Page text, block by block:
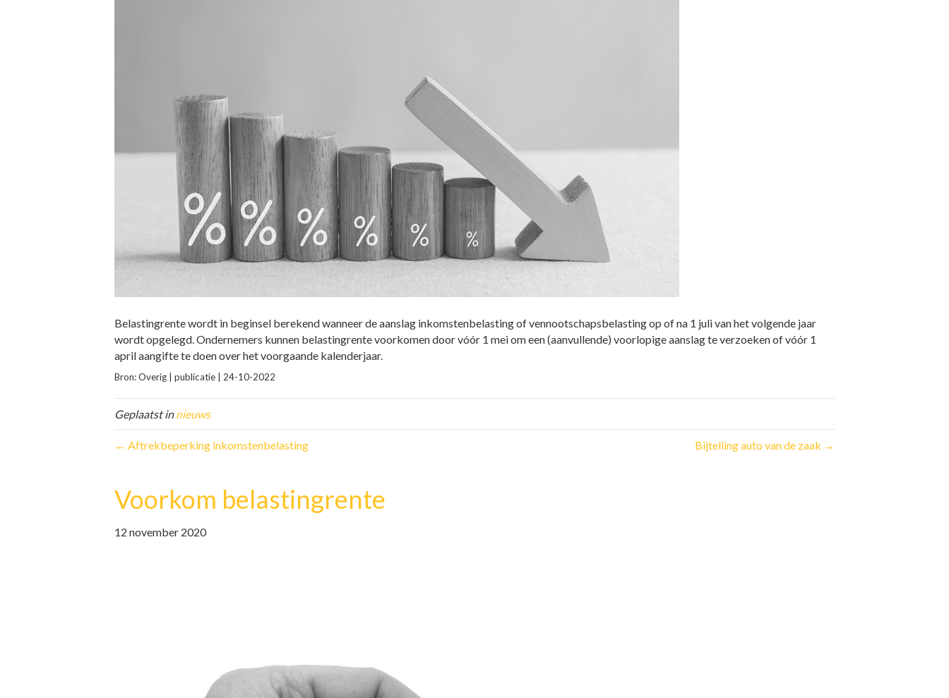
Belastingrente wordt in beginsel berekend wanneer de aanslag inkomstenbelasting of vennootschapsbelasting op of na 1 juli van het volgende jaar
wordt opgelegd. Ondernemers kunnen belastingrente voorkomen door vóór 1 mei om een (aanvullende) voorlopige aanslag te verzoeken of vóór 1
april aangifte te doen over het voorgaande kalenderjaar.
Bron: Overig | publicatie | 24-10-2022
Geplaatst innieuws
← Aftrekbeperking inkomstenbelasting Bijtelling auto van de zaak →
Voorkom belastingrente
12 november 2020